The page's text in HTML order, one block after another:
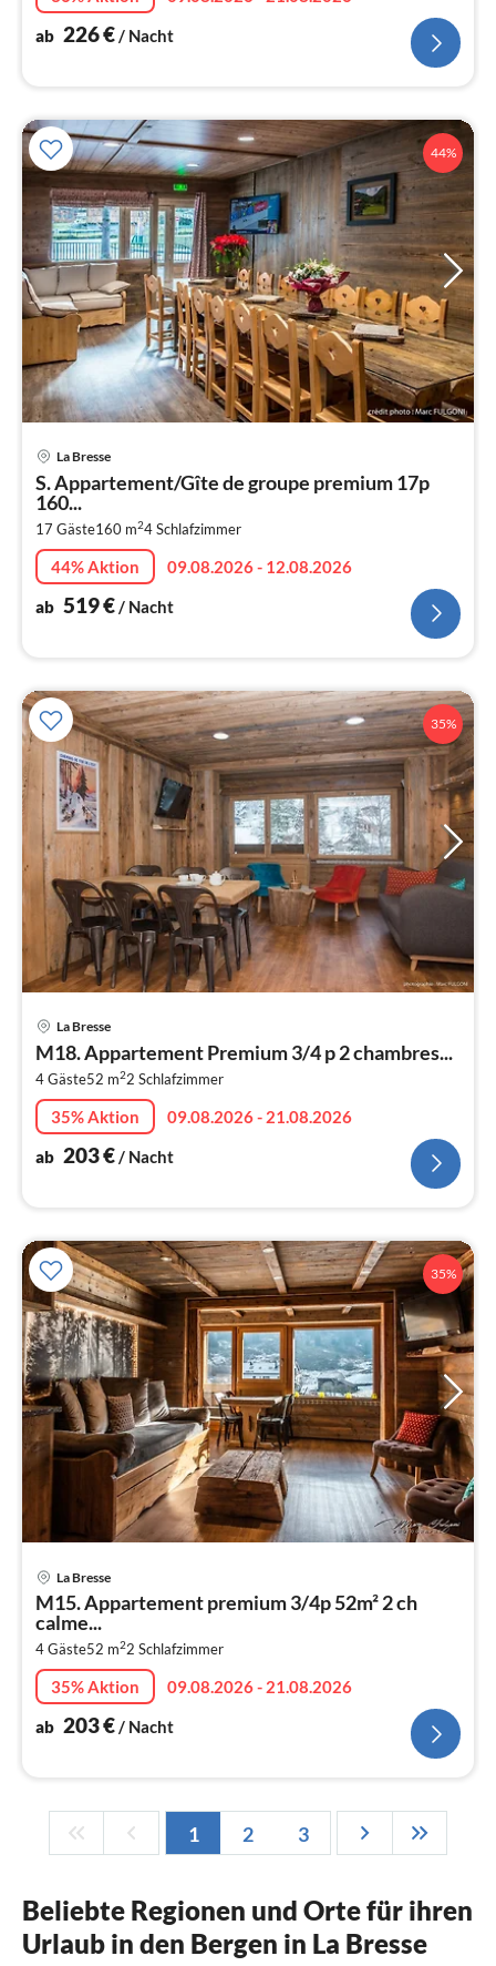
ab 226€/ Nacht
44%
La Bresse
S. Appartement/Gîte de groupe premium 17p
160...
17 Gäste160 m24Schlafzimmer
44% Aktion
09.08.2026 - 12.08.2026
ab 519€ / Nacht
35%
La Bresse
M18. Appartement Premium 3/4 p 2 chambres...
4 Gäste52 m22 Schlafzimmer
35% Aktion
09.08.2026 - 21.08.2026
ab 203€/ Nacht
35%
La Bresse
M15. Appartement premium 3/4p 52m² 2 ch
calme...
4 Gäste52 m22 Schlafzimmer
35% Aktion
09.08.2026 - 21.08.2026
ab 203€/ Nacht
1 2 3
Beliebte Regionen und Orte für ihren
Urlaub in den Bergen in La Bresse